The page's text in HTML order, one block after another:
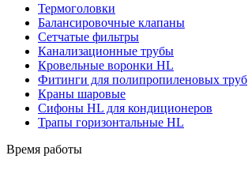
Термоголовки
Балансировочные клапаны
Сетчатые фильтры
Канализационные трубы
Кровельные воронки HL
Фитинги для полипропиленовых труб
Краны шаровые
Сифоны HL для кондиционеров
Трапы горизонтальные HL
Время работы